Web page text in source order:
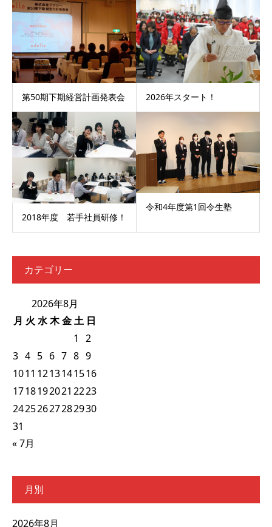
第50期下期経営計画発表会 2026年スタート！
2018年度 若手社員研修！
令和4年度第1回令生塾
カテゴリー
2026年8月
月 火水木金土 日
1
2
3 4 5 6 7 8 9
1011 1213141516
1718192021 2223
24252627282930
31
« 7月
月別
2026年8月